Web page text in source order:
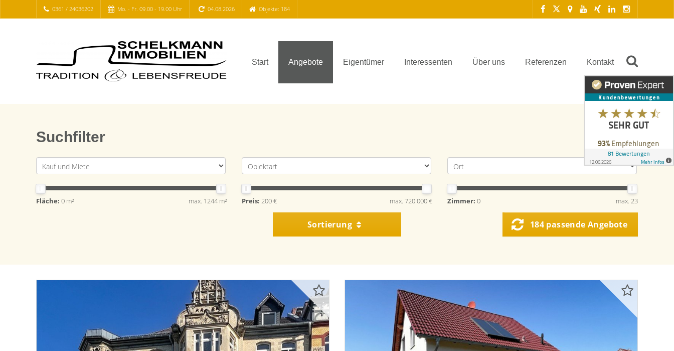
0361 / 24036202 Mo. - Fr. 09.00 - 19.00 Uhr 04.08.2026 Objekte: 184
Start Angebote Eigentümer Interessenten Über uns Referenzen Kontakt
Suchfilter
Fläche: 0 m² max. 1244 m² Preis: 200 € max. 720.000 € Zimmer: 0 max. 23
Sortierung 184 passende Angebote